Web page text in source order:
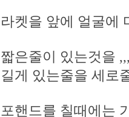
라켓을 앞에 얼굴에
짧은줄이 있는것을
길게 있는줄을 세로
포핸드를 칠때에는